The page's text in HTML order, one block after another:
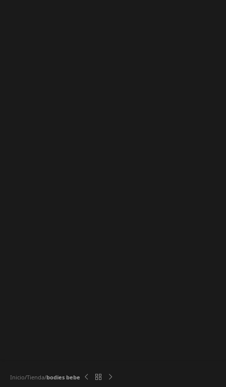
Inicio Tienda bodies bebe